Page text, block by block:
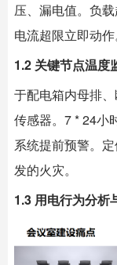
压、漏电值。负
电流超限立即动
1.2 关键节点温度
于配电箱内母排
传感器。7 * 24小
系统提前预警。
发的火灾。
1.3 用电行为分析